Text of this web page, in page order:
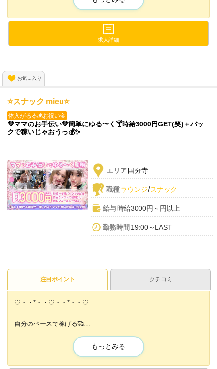
💖可愛い衣装貸出OK
💖髪型・髪色・ネイルなど自由etc...
【先着20名】は面接合格率100%💡
求人詳細
お気に入り
⭐️スナック mieu⭐️
体入がるる💰お祝い金
💜ママのお手伝い💜簡単にゆる〜く🍸時給3000円GET(笑)＋バッ
クで稼いじゃおうっ💰✨
エリア国分寺
職種ラウンジ/スナック
給与時給3000円～円以上
勤務時間 19:00～LAST
注目ポイント クチコミ
♡・・*・・♡・・*・・♡
自分のペースで稼げる🥰
徐々にお仕事を覚えていけます⭕
１対１じゃなく
もっとみる